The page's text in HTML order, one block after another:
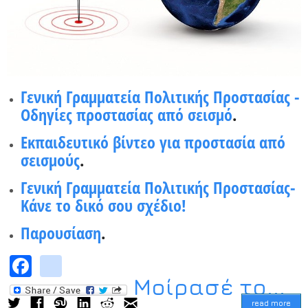
Γενική Γραμματεία Πολιτικής Προστασίας -
Οδηγίες προστασίας από σεισμό.
Εκπαιδευτικό βίντεο για προστασία από
σεισμούς.
Γενική Γραμματεία Πολιτικής Προστασίας-
Κάνε το δικό σου σχέδιο!
Παρουσίαση.
Μοίρασέ το...
read more